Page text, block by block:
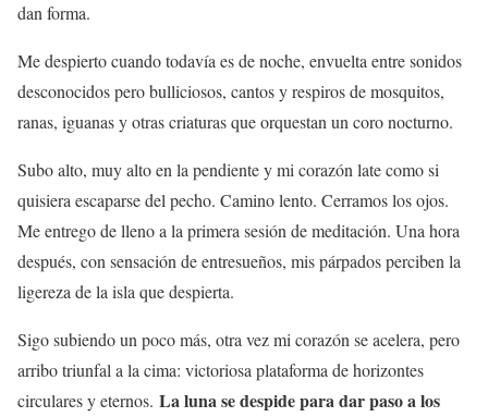
dan forma.
Me despierto cuando todavía es de noche, envuelta entre sonidos
desconocidos pero bulliciosos, cantos y respiros de mosquitos,
ranas, iguanas y otras criaturas que orquestan un coro nocturno.
Subo alto, muy alto en la pendiente y mi corazón late como si
quisiera escaparse del pecho. Camino lento. Cerramos los ojos.
Me entrego de lleno a la primera sesión de meditación. Una hora
después, con sensación de entresueños, mis párpados perciben la
ligereza de la isla que despierta.
Sigo subiendo un poco más, otra vez mi corazón se acelera, pero
arribo triunfal a la cima: victoriosa plataforma de horizontes
circulares y eternos. La luna se despide para dar paso a los